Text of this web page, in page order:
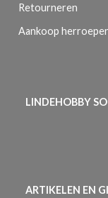
Retourneren
Aankoop
LINDEHOBBY
ARTIKELEN EN